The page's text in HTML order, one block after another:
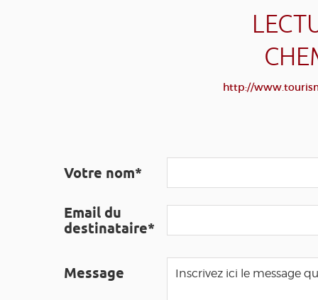
http://
Votre nom*
Email du
destinataire*
Message